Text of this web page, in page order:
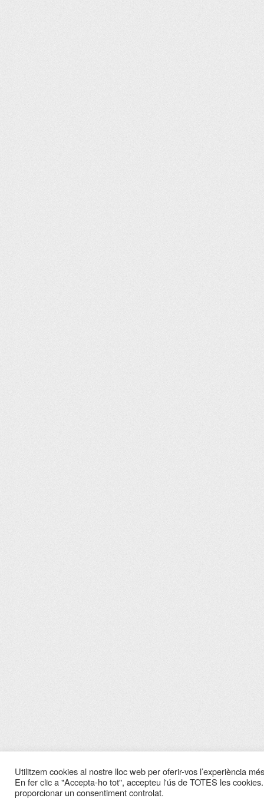
Utilitzem cookies al nostre lloc web per oferir-vos l’experiència
En fer clic a "Accepta-ho tot", accepteu l'ús de TOTES les
proporcionar un consentiment controlat.